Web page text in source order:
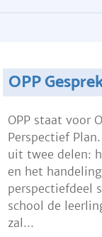
OPP
OPP staat voor
Perspectief
uit twee delen:
en het
perspectiefdeel
school de
zal...